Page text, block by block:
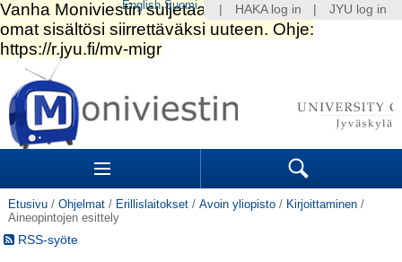
Siirry
sisältöön.
|
Siirry
navigointiin
Sections Search
Etusivu / Ohjelmat / Erillislaitokset / Avoin yliopisto / Kirjoittaminen /
Aineopintojen esittely
RSS-syöte
HAKA log in JYU log in
English Suomi